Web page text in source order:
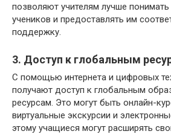
позволяют учителям лучше
учеников и предоставлять им
поддержку.
3. Доступ к глобальным
С помощью интернета и цифровых
получают доступ к глобальным
ресурсам. Это могут быть онлайн-
виртуальные экскурсии и
этому учащиеся могут расширять